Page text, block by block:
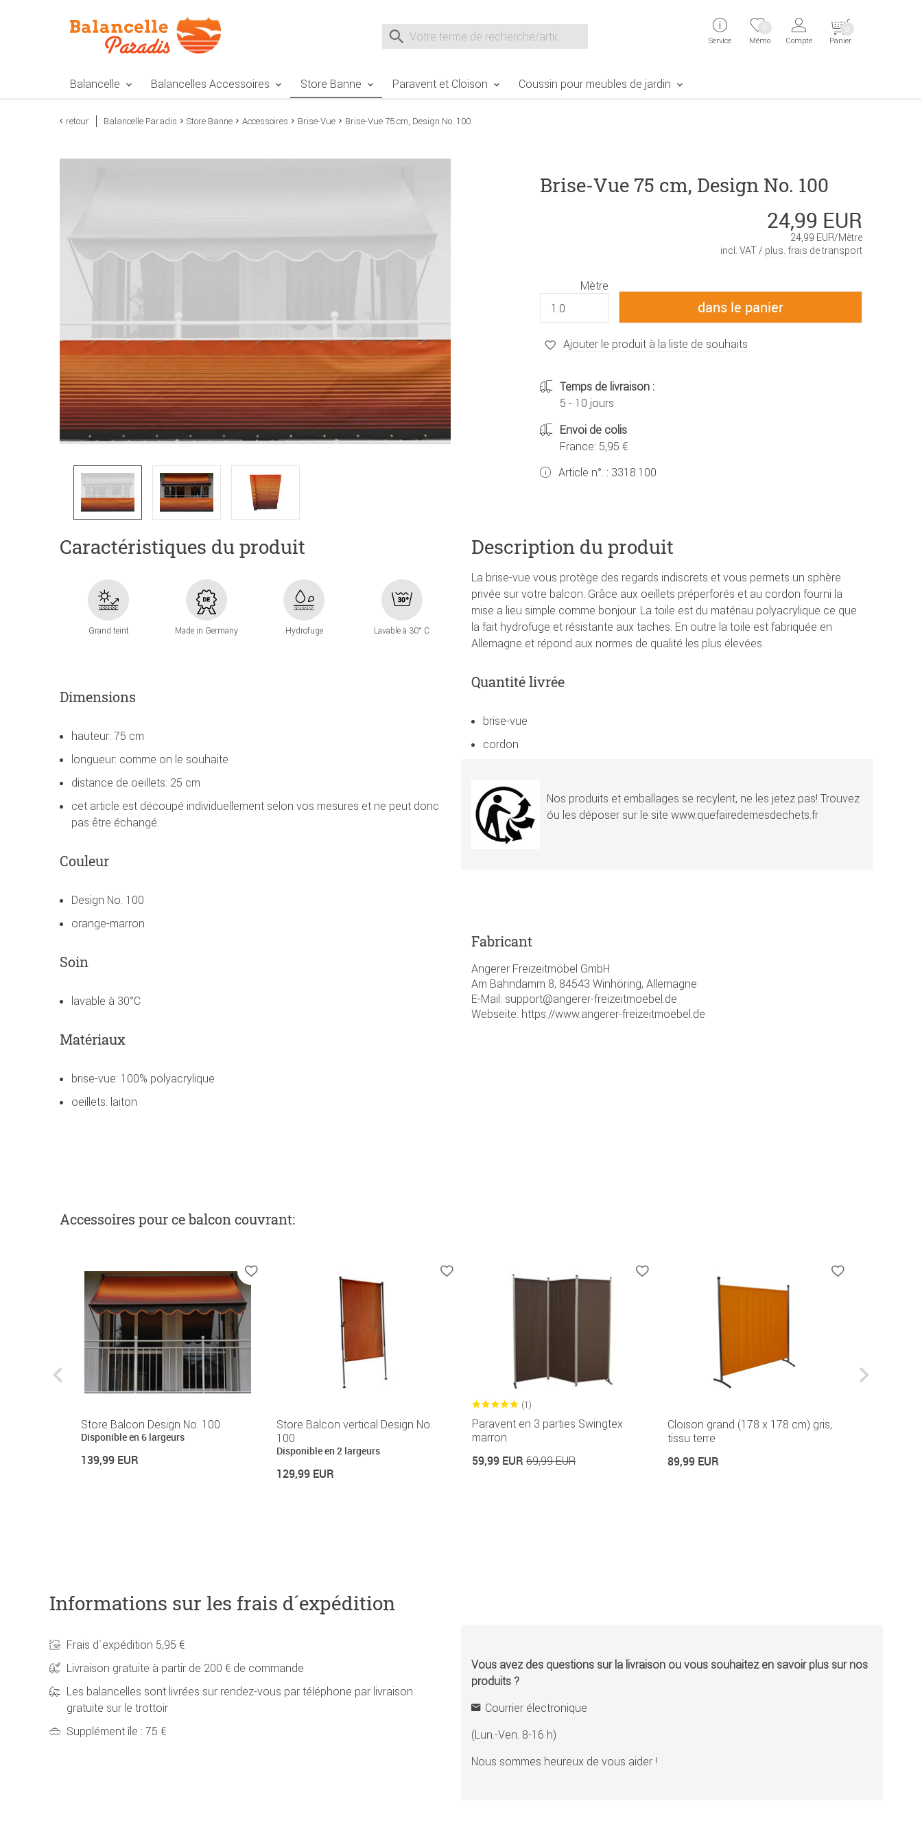
Suche nach
Service Mémo
0
Compte Panier
0
Balancelle Balancelles Accessoires Store Banne Paravent et Cloison Coussin pour meubles de jardin
retour Balancelle Paradis Store Banne Accessoires Brise-Vue Brise-Vue 75 cm, Design No. 100
Brise-Vue 75 cm, Design No. 100
24,99 EUR
24,99 EUR/Mètre
incl. VAT / plus. frais de transport
Mètre
Ajouter le produit à la liste de souhaits
Temps de livraison :
5 - 10 jours
Envoi de colis
France: 5,95 €
Article n°. : 3318.100
Caractéristiques du produit
Grand teint Made in Germany Hydrofuge Lavable à 30° C
Dimensions
hauteur: 75 cm
longueur: comme on le souhaite
distance de oeillets: 25 cm
cet article est découpé individuellement selon vos mesures et ne peut donc
pas être échangé.
Couleur
Design No. 100
orange-marron
Soin
lavable à 30°C
Matériaux
brise-vue: 100% polyacrylique
oeillets: laiton
Description du produit
La brise-vue vous protège des regards indiscrets et vous permets un sphère
privée sur votre balcon. Grâce aux oeillets préperforés et au cordon fourni la
mise a lieu simple comme bonjour. La toile est du matériau polyacrylique ce que
la fait hydrofuge et résistante aux taches. En outre la toile est fabriquée en
Allemagne et répond aux normes de qualité les plus élevées.
Quantité livrée
brise-vue
cordon
Nos produits et emballages se recylent, ne les jetez pas! Trouvez
óu les déposer sur le site www.quefairedemesdechets.fr
Fabricant
Angerer Freizeitmöbel GmbH
Am Bahndamm 8, 84543 Winhöring, Allemagne
E-Mail: support@angerer-freizeitmoebel.de
Webseite: https://www.angerer-freizeitmoebel.de
Accessoires pour ce balcon couvrant:
Store Balcon Design No. 100
Disponible en 6 largeurs
139,99 EUR
Store Balcon vertical Design No.
100
Disponible en 2 largeurs
129,99 EUR
(1)
Paravent en 3 parties Swingtex
marron
59,99 EUR 69,99 EUR
Cloison grand (178 x 178 cm) gris,
tissu terre
89,99 EUR
Informations sur les frais d´expédition
Frais d´expédition 5,95 €
Livraison gratuite à partir de 200 € de commande
Les balancelles sont livrées sur rendez-vous par téléphone par livraison
gratuite sur le trottoir
Supplément île : 75 €
Vous avez des questions sur la livraison ou vous souhaitez en savoir plus sur nos
produits ?
Courrier électronique
(Lun.-Ven. 8-16 h)
Nous sommes heureux de vous aider !